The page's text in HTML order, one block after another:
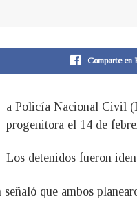
Comparte en
a Policía Nacional Civil
progenitora el 14 de
Los detenidos fueron
que ambos